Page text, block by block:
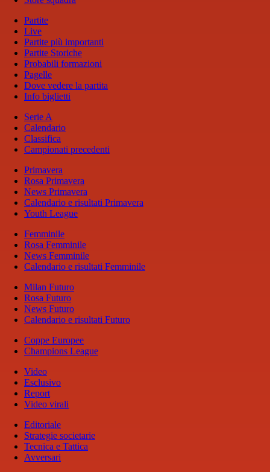
Partite
Live
Partite più importanti
Partite Storiche
Probabili formazioni
Pagelle
Dove vedere la partita
Info biglietti
Serie A
Calendario
Classifica
Campionati precedenti
Primavera
Rosa Primavera
News Primavera
Calendario e risultati Primavera
Youth League
Femminile
Rosa Femminile
News Femminile
Calendario e risultati Femminile
Milan Futuro
Rosa Futuro
News Futuro
Calendario e risultati Futuro
Coppe Europee
Champions League
Video
Esclusivo
Report
Video virali
Editoriale
Strategie societarie
Tecnica e Tattica
Avversari